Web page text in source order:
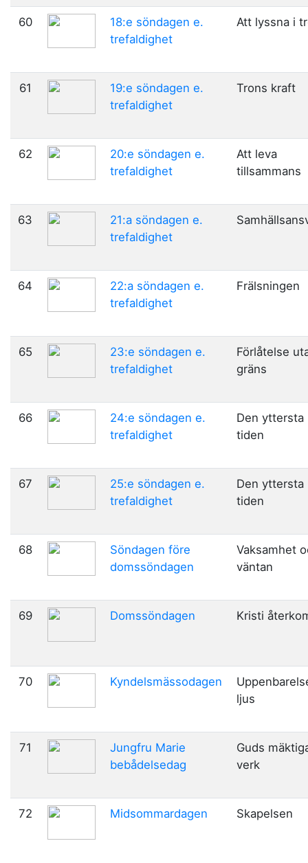
60
18:e söndagen e.
trefaldighet
Att lyssna i
61
19:e söndagen e.
trefaldighet
Trons kraft
62
20:e söndagen e.
trefaldighet
Att leva
tillsammans
63
21:a söndagen e.
trefaldighet
64
22:a söndagen e.
trefaldighet
Frälsningen
65
23:e söndagen e.
trefaldighet
Förlåtelse
gräns
66
24:e söndagen e.
trefaldighet
Den yttersta
tiden
67
25:e söndagen e.
trefaldighet
Den yttersta
tiden
68
Söndagen före
domssöndagen
Vaksamhet
väntan
69 Domssöndagen Kristi
70 Kyndelsmässodagen
ljus
71
Jungfru Marie
bebådelsedag
Guds
verk
72 Midsommardagen Skapelsen